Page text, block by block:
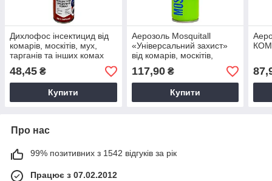
Дихлофос інсектицид від
комарів, москітів, мух,
тарганів та інших комах
запаху
48,45 ₴
Купити
Аерозоль Mosquitall
«Універсальний захист»
від комарів, москітів,
117,90₴
Купити
Про нас
99% позитивних з 1542 відгуків за рік
Працює з 07.02.2012